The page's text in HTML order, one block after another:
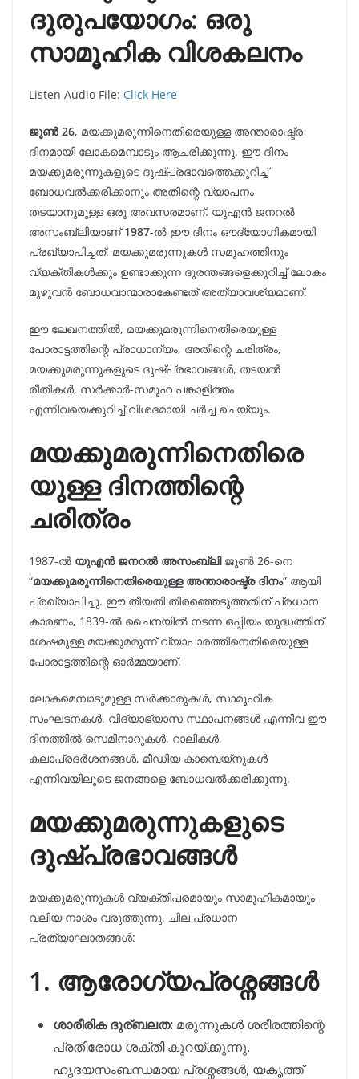
ദുരുപയോഗം: ഒരു
സാമൂഹിക വിശകലനം
Listen Audio File: Click Here
ജൂൺ 26, മയക്കുമരുന്നിനെതിരെയുള്ള അന്താരാഷ്ട്ര
ദിനമായി ലോകമെമ്പാടും ആചരിക്കുന്നു. ഈ ദിനം
മയക്കുമരുന്നുകളുടെ ദുഷ്പ്രഭാവത്തെക്കുറിച്ച്
ബോധവൽക്കരിക്കാനും അതിന്റെ വ്യാപനം
തടയാനുമുള്ള ഒരു അവസരമാണ്. യുഎൻ ജനറൽ
അസംബ്ലിയാണ്1987-ൽ ഈ ദിനം ഔദ്യോഗികമായി
പ്രഖ്യാപിച്ചത്. മയക്കുമരുന്നുകൾ സമൂഹത്തിനും
വ്യക്തികൾക്കും ഉണ്ടാക്കുന്ന ദുരന്തങ്ങളെക്കുറിച്ച് ലോകം
മുഴുവൻ ബോധവാന്മാരാകേണ്ടത് അത്യാവശ്യമാണ്.
ഈ ലേഖനത്തിൽ, മയക്കുമരുന്നിനെതിരെയുള്ള
പോരാട്ടത്തിന്റെ പ്രാധാന്യം, അതിന്റെ ചരിത്രം,
മയക്കുമരുന്നുകളുടെ ദുഷ്പ്രഭാവങ്ങൾ, തടയൽ
രീതികൾ, സർക്കാർ-സമൂഹ പങ്കാളിത്തം
എന്നിവയെക്കുറിച്ച് വിശദമായി ചർച്ച ചെയ്യും.
മയക്കുമരുന്നിനെതിരെ
യുള്ള ദിനത്തിന്റെ
ചരിത്രം
1987-ൽ യുഎൻ ജനറൽ അസംബ്ലിജൂൺ 26-നെ
“മയക്കുമരുന്നിനെതിരെയുള്ള അന്താരാഷ്ട്ര ദിനം” ആയി
പ്രഖ്യാപിച്ചു. ഈ തീയതി തിരഞ്ഞെടുത്തതിന് പ്രധാന
കാരണം, 1839-ൽ ചൈനയിൽ നടന്ന ഒപ്പിയം യുദ്ധത്തിന്
ശേഷമുള്ള മയക്കുമരുന്ന് വ്യാപാരത്തിനെതിരെയുള്ള
പോരാട്ടത്തിന്റെ ഓർമ്മയാണ്.
ലോകമെമ്പാടുമുള്ള സർക്കാരുകൾ, സാമൂഹിക
സംഘടനകൾ, വിദ്യാഭ്യാസ സ്ഥാപനങ്ങൾ എന്നിവ ഈ
ദിനത്തിൽ സെമിനാറുകൾ, റാലികൾ,
കലാപ്രദർശനങ്ങൾ, മീഡിയ കാമ്പെയ്നുകൾ
എന്നിവയിലൂടെ ജനങ്ങളെ ബോധവൽക്കരിക്കുന്നു.
മയക്കുമരുന്നുകളുടെ
ദുഷ്പ്രഭാവങ്ങൾ
മയക്കുമരുന്നുകൾ വ്യക്തിപരമായും സാമൂഹികമായും
വലിയ നാശം വരുത്തുന്നു. ചില പ്രധാന
പ്രത്യാഘാതങ്ങൾ:
1. ആരോഗ്യപ്രശ്നങ്ങൾ
ശാരീരിക ദുര്ബലത: മരുന്നുകൾ ശരീരത്തിന്റെ
പ്രതിരോധ ശക്തി കുറയ്ക്കുന്നു.
ഹൃദയസംബന്ധമായ പ്രശ്നങ്ങൾ, യകൃത്ത്